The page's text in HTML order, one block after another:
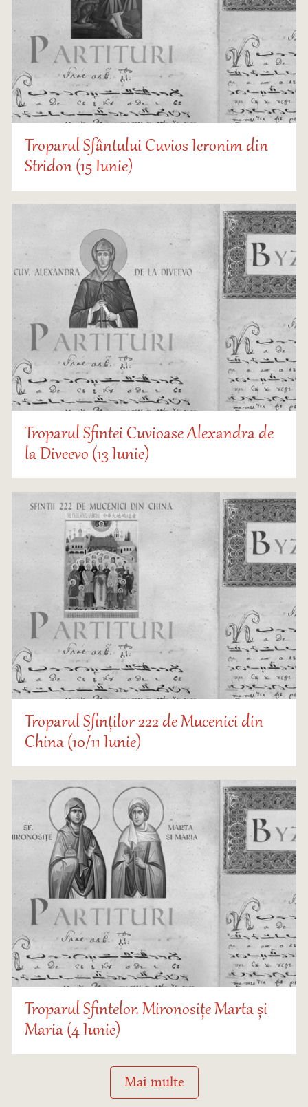
Troparul Sfântului Cuvios Ieronim din
Stridon (15 Iunie)
Troparul Sfintei Cuvioase Alexandra de
la Diveevo (13 Iunie)
Troparul Sfinților 222 de Mucenici din
China (10/11 Iunie)
Troparul Sfintelor. Mironosițe Marta și
Maria (4 Iunie)
Mai multe